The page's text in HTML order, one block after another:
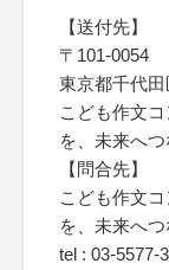
【送付先】
〒101‐0054
東京都千代田
こども作文
を、未来へ
【問合先】
こども作文
を、未来へ
tel :